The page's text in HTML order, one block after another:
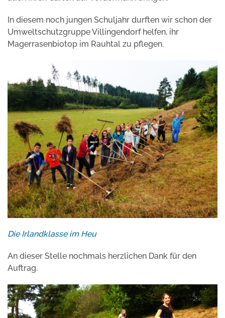
In diesem noch jungen Schuljahr durften wir schon der
Umweltschutzgruppe Villingendorf helfen, ihr
Magerrasenbiotop im Rauhtal zu pflegen.
Die Irlandklasse im Heu
An dieser Stelle nochmals herzlichen Dank für den
Auftrag.